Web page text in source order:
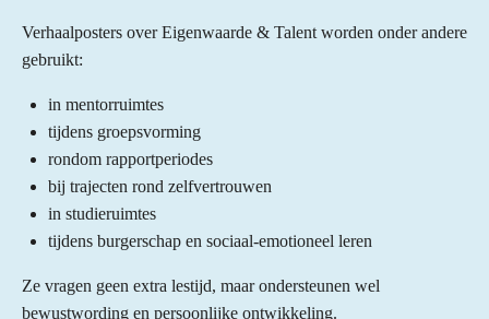
Verhaalposters over Eigenwaarde & Talent worden onder andere
gebruikt:
in mentorruimtes
tijdens groepsvorming
rondom rapportperiodes
bij trajecten rond zelfvertrouwen
in studieruimtes
tijdens burgerschap en sociaal-emotioneel leren
Ze vragen geen extra lestijd, maar ondersteunen wel
bewustwording en persoonlijke ontwikkeling.